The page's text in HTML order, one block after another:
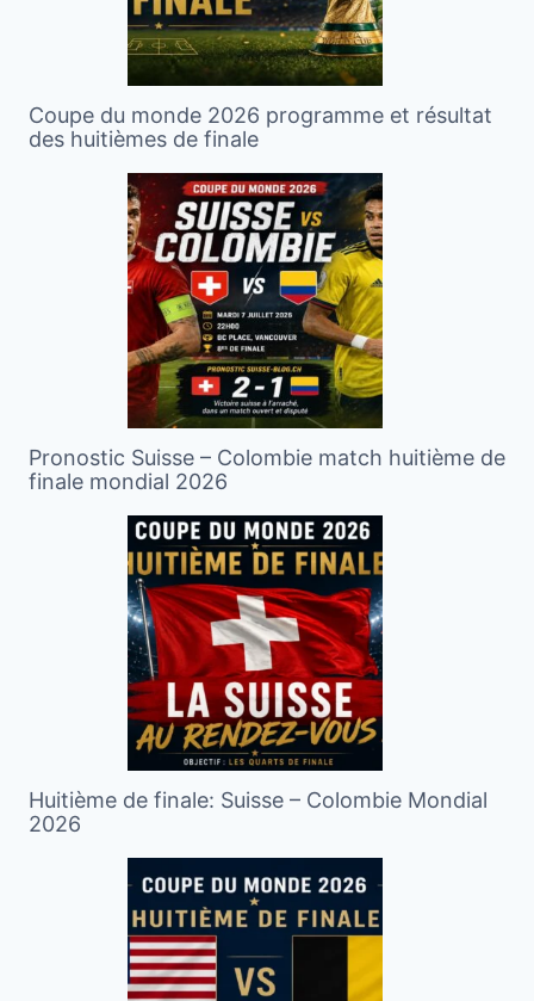
Coupe du monde 2026 programme et résultat
des huitièmes de finale
Pronostic Suisse – Colombie match huitième de
finale mondial 2026
Huitième de finale: Suisse – Colombie Mondial
2026